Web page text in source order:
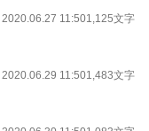
2020.06.27 11:501,125文字
2020.06.29 11:501,483文字